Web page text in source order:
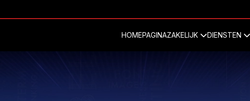
HOMEPAGINAZAKELIJK DIENSTEN